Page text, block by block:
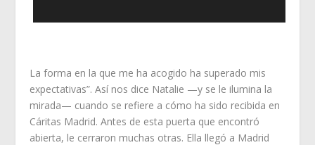
La forma en la que me ha acogido ha superado mis
expectativas”. Así nos dice Natalie —y se le ilumina la
mirada— cuando se refiere a cómo ha sido recibida en
Cáritas Madrid. Antes de esta puerta que encontró
abierta, le cerraron muchas otras. Ella llegó a Madrid